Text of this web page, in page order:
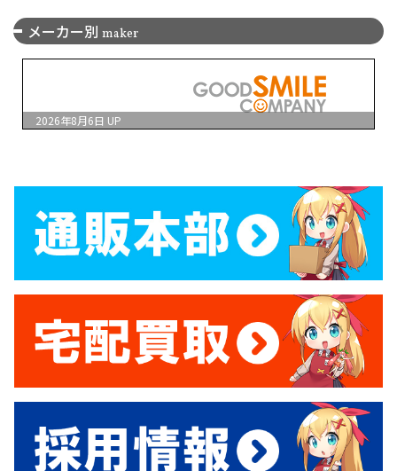
メーカー別 maker
2026年8月6日 UP